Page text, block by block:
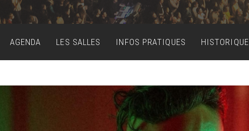
AGENDA LES SALLES INFOS PRATIQUES HISTORIQUE